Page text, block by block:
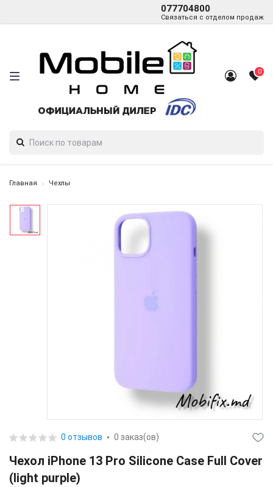
077704800
Связаться с отделом продаж
0
Главная Чехлы
0 отзывов 0 заказ(ов)
Чехол iPhone 13 Pro Silicone Case Full Cover
(light purple)